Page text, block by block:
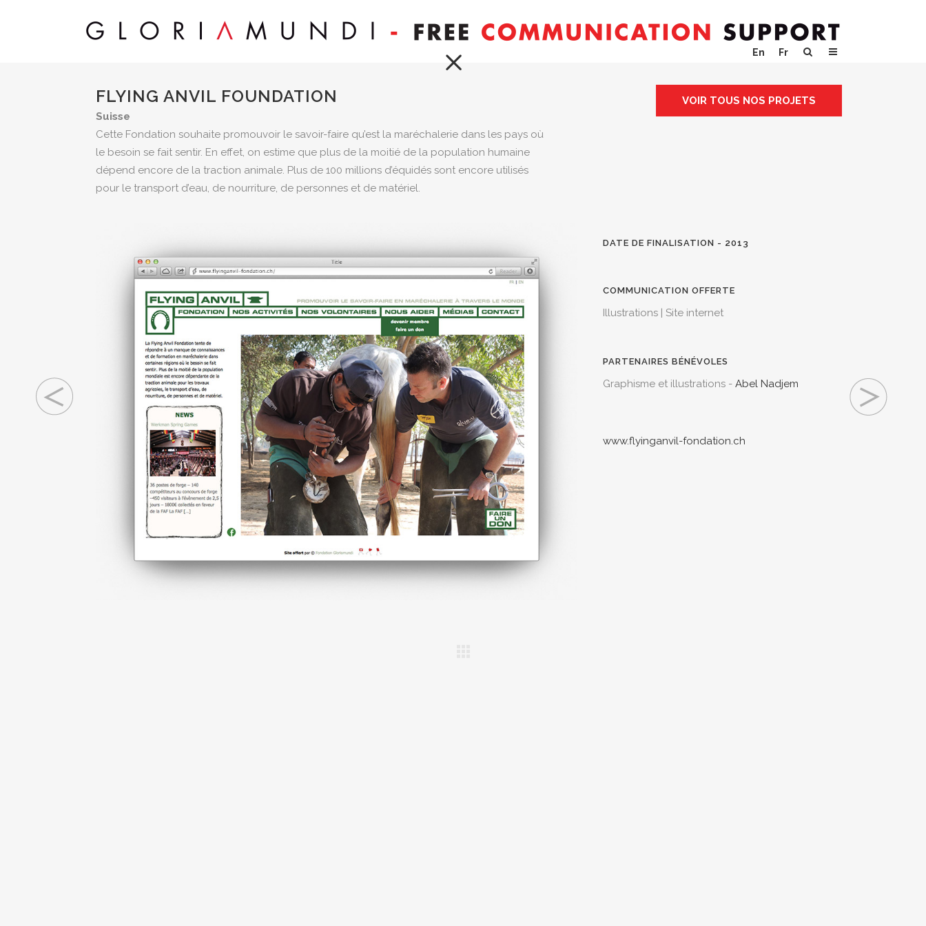
En Fr
VOIR TOUS NOS PROJETS
FLYING ANVIL FOUNDATION
Suisse
Cette Fondation souhaite promouvoir le savoir-faire qu’est la maréchalerie dans les pays où
le besoin se fait sentir. En effet, on estime que plus de la moitié de la population humaine
dépend encore de la traction animale. Plus de 100 millions d’équidés sont encore utilisés
pour le transport d’eau, de nourriture, de personnes et de matériel.
DATE DE FINALISATION - 2013
COMMUNICATION OFFERTE
Illustrations | Site internet
PARTENAIRES BÉNÉVOLES
Graphisme et illustrations -Abel Nadjem
www.flyinganvil-fondation.ch